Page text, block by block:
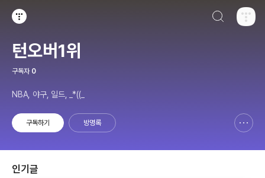
턴오버1위
구독자 0
NBA, 야구, 일드, _*((_
구독하기 방명록
인기글